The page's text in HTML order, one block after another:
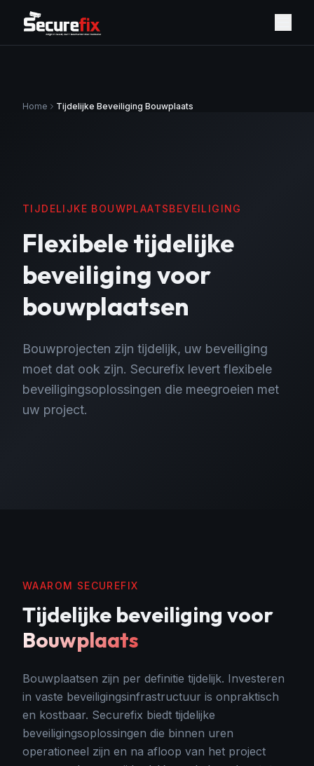
Home Tijdelijke Beveiliging Bouwplaats
TIJDELIJKE BOUWPLAATSBEVEILIGING
Flexibele tijdelijke
beveiliging voor
bouwplaatsen
Bouwprojecten zijn tijdelijk, uw beveiliging
moet dat ook zijn. Securefix levert flexibele
beveiligingsoplossingen die meegroeien met
uw project.
WAAROM SECUREFIX
Tijdelijke beveiliging voor
Bouwplaats
Bouwplaatsen zijn per definitie tijdelijk. Investeren
in vaste beveiligingsinfrastructuur is onpraktisch
en kostbaar. Securefix biedt tijdelijke
beveiligingsoplossingen die binnen uren
operationeel zijn en na afloop van het project